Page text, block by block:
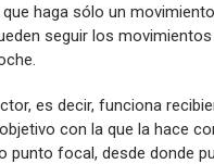
haga sólo un
seguir los movimientos
es decir, funciona
con la que la hace
punto focal, desde donde